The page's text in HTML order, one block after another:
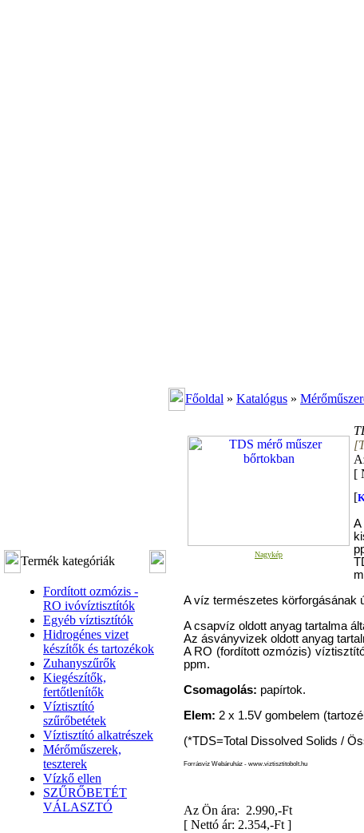
Termék kategóriák
Fordított ozmózis -
RO ivóvíztisztítók
Egyéb víztisztítók
Hidrogénes vizet
készítők és tartozékok
Zuhanyszűrők
Kiegészítők,
fertőtlenítők
Víztisztító
szűrőbetétek
Víztisztító alkatrészek
Mérőműszerek,
teszterek
Vízkő ellen
SZŰRŐBETÉT
VÁLASZTÓ
Főoldal » Katalógus »
Nagykép
[
[
A
A víz természetes körforgásának
A csapvíz oldott anyag tartalma
Az ásványvizek oldott anyag
A RO (fordított ozmózis)
ppm.
Csomagolás: papírtok.
Elem: 2 x 1.5V gombelem
(*TDS=Total Dissolved Solids /
Forrásvíz Webáruház - www.viztisztitobolt.hu
Az Ön ára: 2.990,-Ft
[ Nettó ár: 2.354,-Ft ]